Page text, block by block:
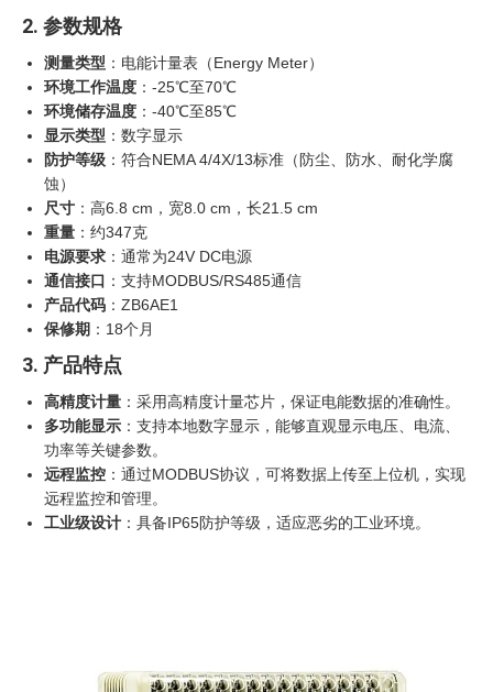
2. 参数规格
测量类型 ：电能计量表（Energy Meter）
环境工作温度 ：-25℃至70℃
环境储存温度 ：-40℃至85℃
显示类型 ：数字显示
防护等级 ：符合NEMA 4/4X/13标准（防尘、防水、耐化学腐
蚀）
尺寸 ：高6.8 cm，宽8.0 cm，长21.5 cm
重量 ：约347克
电源要求 ：通常为24V DC电源
通信接口 ：支持MODBUS/RS485通信
产品代码 ：ZB6AE1
保修期 ：18个月
3. 产品特点
高精度计量 ：采用高精度计量芯片，保证电能数据的准确性。
多功能显示 ：支持本地数字显示，能够直观显示电压、电流、
功率等关键参数。
远程监控 ：通过MODBUS协议，可将数据上传至上位机，实现
远程监控和管理。
工业级设计 ：具备IP65防护等级，适应恶劣的工业环境。